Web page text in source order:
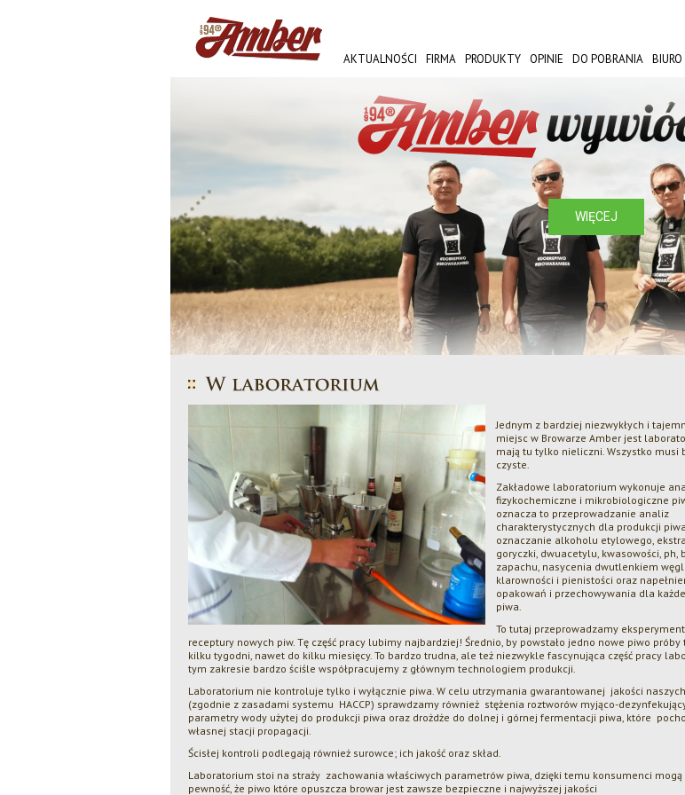
AKTUALNOŚCI FIRMA PRODUKTY OPINIE DO POBRANIA
AMBER FEST
Jednym z bardziej niezwykłych i
miejsc w Browarze Amber jest
mają tu tylko nieliczni. Wszystko musi
czyste.
Zakładowe laboratorium wykonuje
fizykochemiczne i mikrobiologiczne
oznacza to przeprowadzanie analiz
charakterystycznych dla produkcji
oznaczanie alkoholu etylowego,
goryczki, dwuacetylu, kwasowości, ph,
zapachu, nasycenia dwutlenkiem
klarowności i pienistości oraz
opakowań i przechowywania dla
piwa.
To tutaj przeprowadzamy
receptury nowych piw. Tę część pracy lubimy najbardziej! Średnio, by powstało jedno nowe piwo próby
kilku tygodni, nawet do kilku miesięcy. To bardzo trudna, ale też niezwykle fascynująca część pracy
tym zakresie bardzo ściśle współpracujemy z głównym technologiem produkcji.
Laboratorium nie kontroluje tylko i wyłącznie piwa. W celu utrzymania gwarantowanej jakości
(zgodnie z zasadami systemu HACCP) sprawdzamy również stężenia roztworów myjąco-
parametry wody użytej do produkcji piwa oraz drożdże do dolnej i górnej fermentacji piwa, które
własnej stacji propagacji.
Ścisłej kontroli podlegają również surowce; ich jakość oraz skład.
Laboratorium stoi na straży zachowania właściwych parametrów piwa, dzięki temu konsumenci mogą
pewność, że piwo które opuszcza browar jest zawsze bezpieczne i najwyższej jakości
Dwa srebra dla Browaru